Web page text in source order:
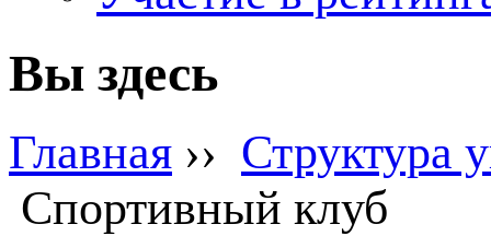
Вы здесь
Главная ›› Структура
Спортивный клуб